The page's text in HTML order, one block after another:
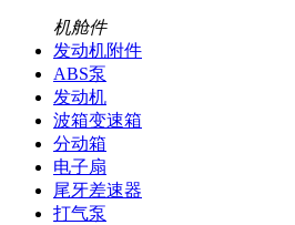
机舱件
发动机附件
ABS泵
发动机
波箱变速箱
分动箱
电子扇
尾牙差速器
打气泵